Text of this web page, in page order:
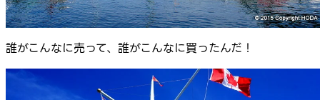
誰がこんなに売って、誰がこんなに買ったんだ！